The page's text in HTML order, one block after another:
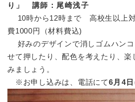
り」 講師：尾崎浅子
10時から12時まで 高校生以上
費1000円（材料費込)
好みのデザインで消しゴムハンコ
せて押したり、配色を考えたり、楽
みましょう。
※お申し込みは、電話にて6月4日